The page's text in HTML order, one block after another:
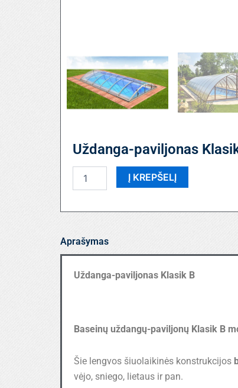
Uždanga-paviljonas
kiekis:
Į KREPŠELĮ
Aprašymas
Uždanga-paviljonas Klasik B
Baseinų uždangų-paviljonų Klasik B
Šie lengvos šiuolaikinės konstrukcijos
vėjo, sniego, lietaus ir pan.